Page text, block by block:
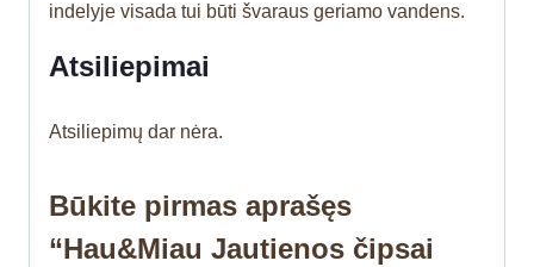
indelyje visada tui būti švaraus geriamo vandens.
Atsiliepimai
Atsiliepimų dar nėra.
Būkite pirmas aprašęs
“Hau&Miau Jautienos čipsai